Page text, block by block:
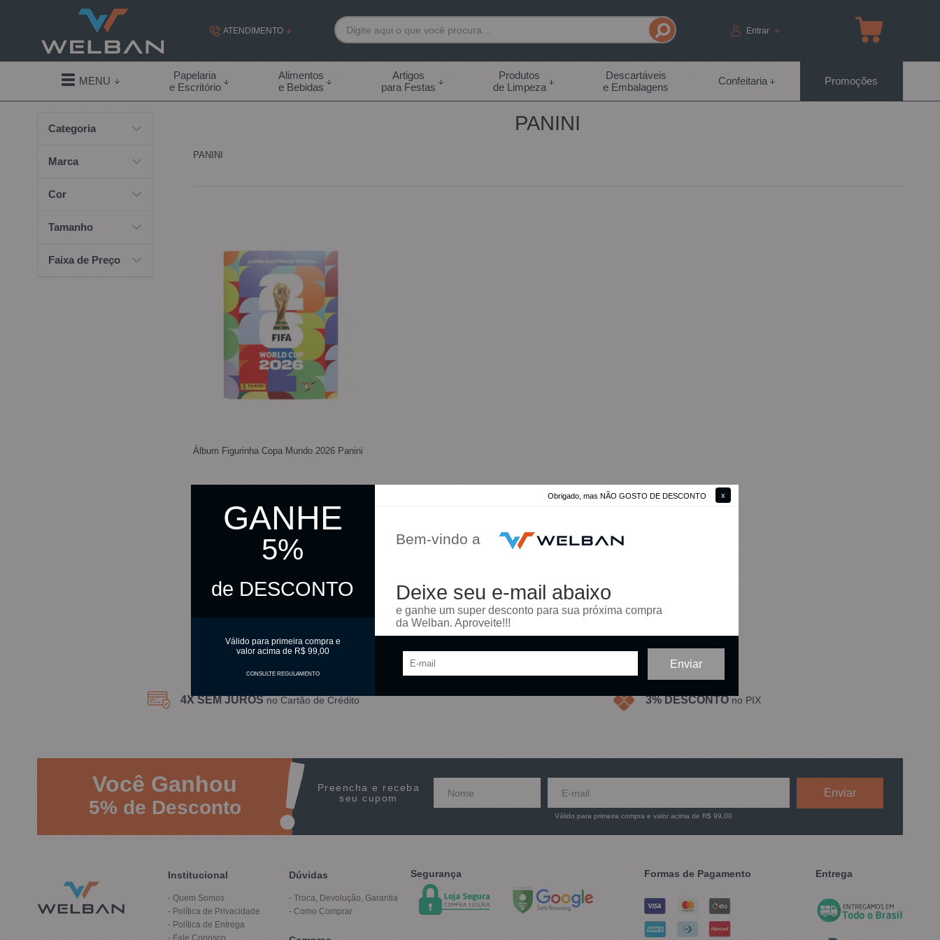
Obrigado, mas NÃO GOSTO DE DESCONTO
GANHE
5%
de DESCONTO
Válido para primeira compra e
valor acima de R$ 99,00
CONSULTE REGULAMENTO
Bem-vindo a
Deixe seu e-mail abaixo
e ganhe um super desconto para sua próxima compra
da Welban. Aproveite!!!
ATENDIMENTO
(19) 99855-7892
(19) 99855-7892
contato@welban.com.br
Segunda à sexta - 08:30h às 18:00h Sábados -
09:00h às 14:00h
Entrar
MENU
Papelaria
e Escritório
Alimentos
e Bebidas
Artigos
para Festas
Produtos
de Limpeza
Descartáveis
e Embalagens
Confeitaria Promoções
Categoria
Marca
Cor
Tamanho
Faixa de Preço
PANINI
PANINI
Álbum Figurinha Copa Mundo 2026 Panini
R$ 26,90
4X SEM JUROS no Cartão de Crédito 3% DESCONTO no PIX
VocêGanhou
5%de Desconto
Preencha e receba
seu cupom
Válido para primeira compra e valor acima de R$ 99,00
Institucional
Quem Somos
Política de Privacidade
Política de Entrega
Fale Conosco
Dúvidas
Troca, Devolução, Garantia
Como Comprar
Segurança Formas de Pagamento Entrega